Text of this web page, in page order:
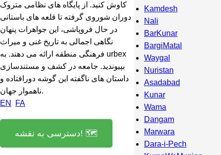
کاوش کنید. از پایگاه های نظامی متروک
دوران شوروی گرفته تا قلعه های باستانی
در حال فروپاشی، این جواهرات پنهان
نگاهی اجمالی به تاریخ غنی و میراث
فرهنگی منطقه ارائه می دهند. به urbex
بپیوندید. جامعه در کشف و مستندسازی
داستان های ناگفته این گوشه دورافتاده و
ناهموار جهان.
EN
FA
دسترسی به نقشه! 🗺️
Kamdesh
Nali
BarKunar
BargiMatal
Waygal
Nuristan
Asadabad
Kunar
Wama
Dangam
Marwara
Dara-i-Pech